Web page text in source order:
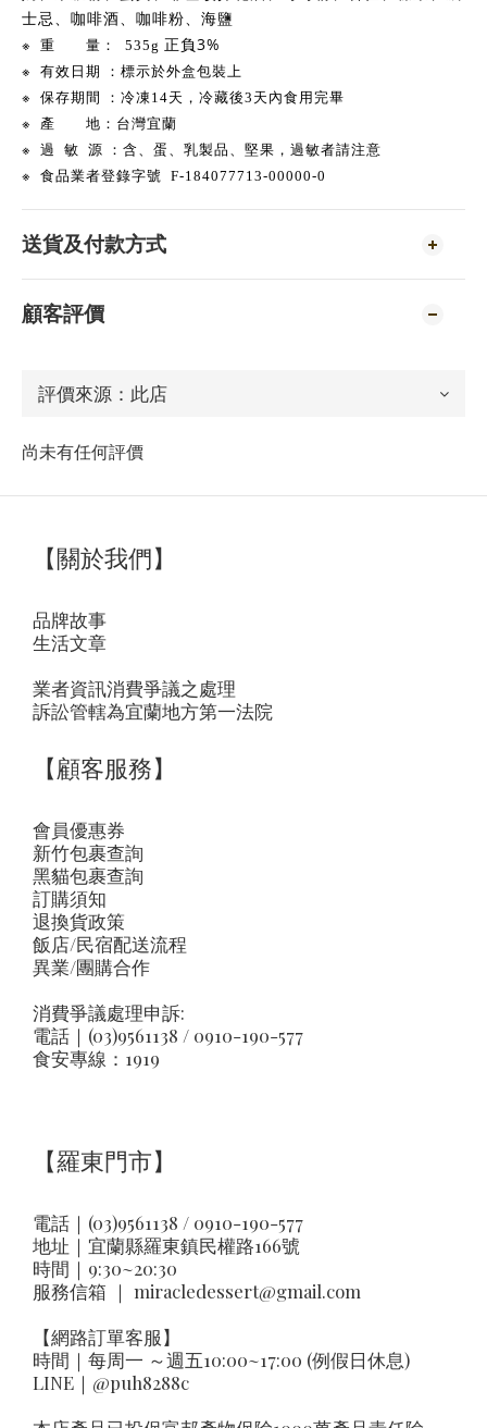
士忌、咖啡酒、咖啡粉、海鹽
※ 重 量： 535g 正負3%
※
有效 日期 ：標示於外盒包裝上
※ 保存期間 ：冷凍14天，冷藏後3天內食用完畢
※ 產 地 ：台灣宜蘭
※ 過 敏 源 ：含、 蛋、乳製品、堅果，過敏者請注意
※ 食品業者登錄字號 F-184077713-00000-0
送貨及付款方式
顧客評價
尚未有任何評價
【關於我們】
品牌故事
生活文章
業者資訊消費爭議之處理
訴訟管轄為宜蘭地方第一法院
【顧客服務】
會員優惠券
新竹包裹查詢
黑貓包裹查詢
訂購須知
退換貨政策
飯店/民宿配送流程
異業/團購合作
消費爭議處理申訴:
電話｜(03)9561138 / 0910-190-577
食安專線：1919
【羅東門市】
電話｜(03)9561138 / 0910-190-577
地址｜ 宜蘭縣羅東鎮民權路166號
時間｜9:30~20:30
服務信箱 ｜ miracledessert@gmail.com
【網路訂單客服】
時間｜每周一 ～週五10:00~17:00 (例假日休息)
LINE｜ @puh8288c